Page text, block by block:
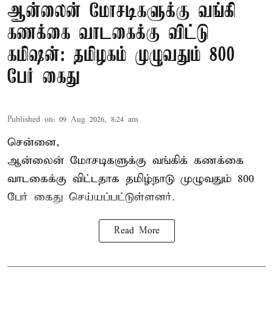
ஆன்லைன் மோசடிகளுக்கு வங்கி
கணக்கை வாடகைக்கு விட்டு
கமிஷன்: தமிழகம் முழுவதும் 800
பேர் கைது
Published on: 09 Aug 2026, 8:24 am
சென்னை,
ஆன்லைன் மோசடிகளுக்கு வங்கிக் கணக்கை
வாடகைக்கு விட்டதாக தமிழ்நாடு முழுவதும் 800
பேர் கைது செய்யப்பட்டுள்ளனர்.
Read More